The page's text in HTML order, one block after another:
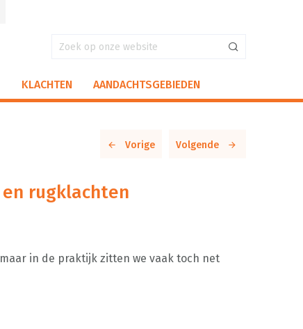
KLACHTEN AANDACHTSGEBIEDEN
Vorige Volgende
rugklachten
in de praktijk zitten we vaak toch net